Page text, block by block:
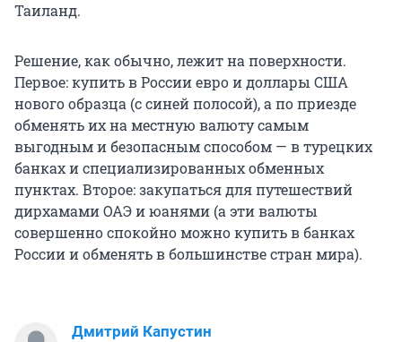
Таиланд.
Решение, как обычно, лежит на поверхности.
Первое: купить в России евро и доллары США
нового образца (с синей полосой), а по приезде
обменять их на местную валюту самым
выгодным и безопасным способом — в турецких
банках и специализированных обменных
пунктах. Второе: закупаться для путешествий
дирхамами ОАЭ и юанями (а эти валюты
совершенно спокойно можно купить в банках
России и обменять в большинстве стран мира).
Дмитрий Капустин